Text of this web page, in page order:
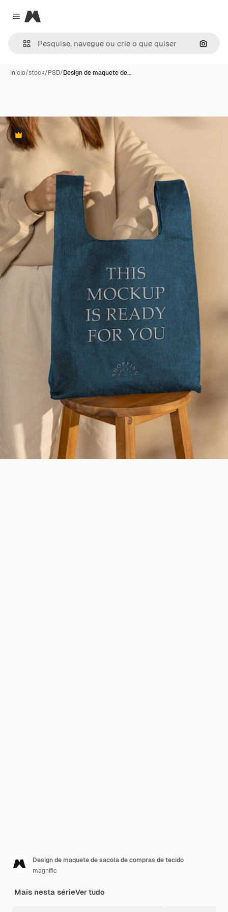
Close menu
Magnific
Início/stock/PSD/Design de maquete de…
Premium
Design de maquete de sacola de compras de tecido
magnific
Mais nesta sérieVer tudo